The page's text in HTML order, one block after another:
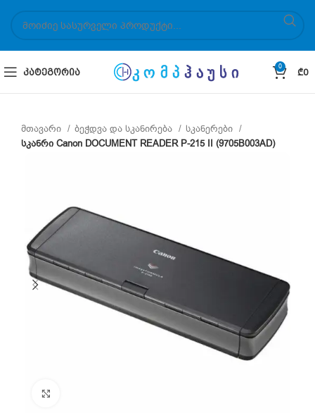
ᲙᲐᲢᲔᲒᲝᲠᲘᲐ
0
₾0
მთავარი ბეჭდვა და სკანირება
სკანერები
სკანრი Canon DOCUMENT READER P-215 II (9705B003AD)